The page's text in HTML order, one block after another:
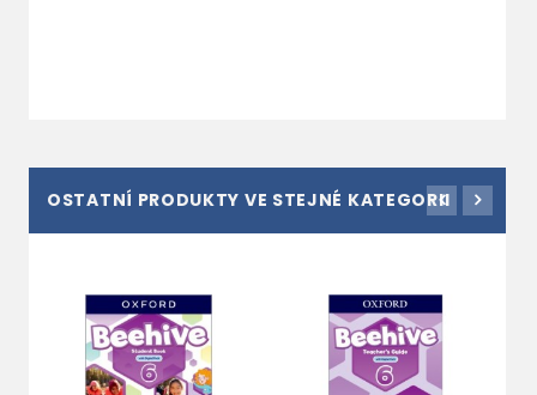
OSTATNÍ PRODUKTY VE STEJNÉ KATEGORII